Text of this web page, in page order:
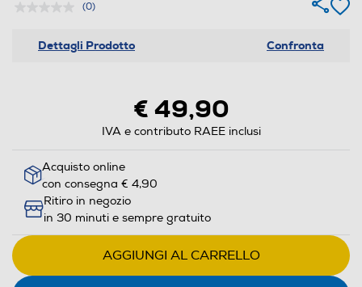
(0)
Dettagli Prodotto Confronta
€ 49,90
IVA e contributo RAEE inclusi
Acquisto online
con consegna € 4,90
Ritiro in negozio
in 30 minuti e sempre gratuito
AGGIUNGI AL CARRELLO